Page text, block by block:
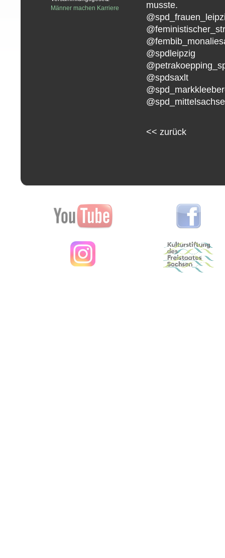
Männer machen Karriere
musste.
@spdleipzig
@spdsaxlt
<< zurück